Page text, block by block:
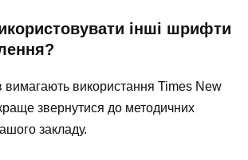
інші шрифти
вимагають використання Times New
звернутися до методичних
закладу.